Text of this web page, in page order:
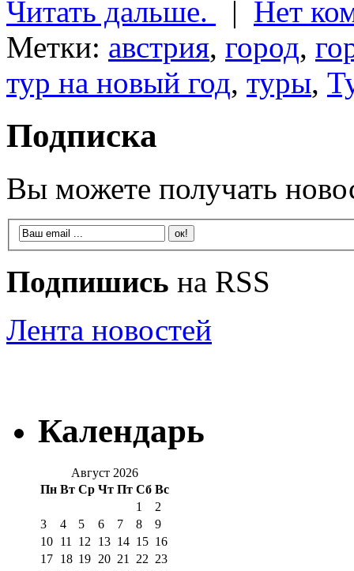
Читать дальше. | Нет
Метки: австрия, город,
тур на новый год, туры,
Подписка
Вы можете получать
Подпишись на RSS
Лента новостей
Календарь
Август 2026
Пн Вт Ср Чт Пт Сб Вс
1
2
3
4 5 6 7 8
9
10 11 12 13 14 15 16
17 18 19 20 21 22 23